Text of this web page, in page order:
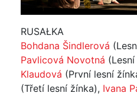
RUSAŁKA
Bohdana Šindlerová
Pavlicová Novotná
Klaudová (První lesní
(Třetí lesní žínka), Ivana